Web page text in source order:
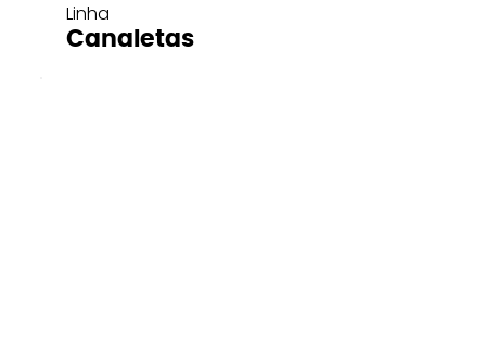
Linha
Canaletas